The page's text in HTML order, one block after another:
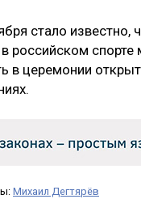
стало
российском
в церемонии
Михаил Дегтярёв